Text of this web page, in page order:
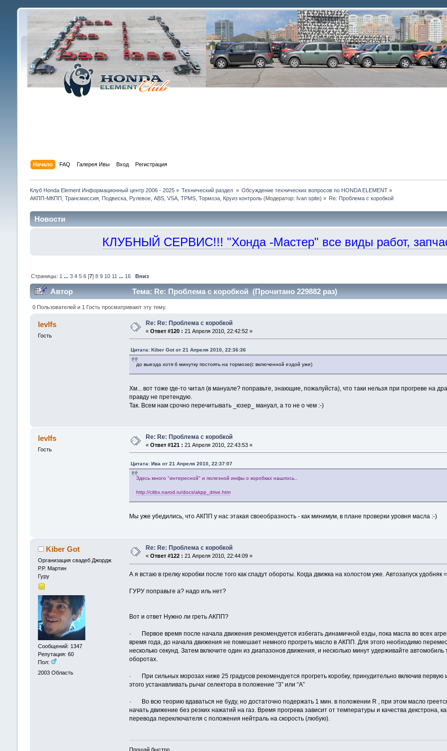
Начало FAQ Галерея Ивы Вход Регистрация
Клуб Honda Element Информационный центр 2006 - 2025» Технический раздел » Обсуждение технических вопросов по HONDA ELEMENT »
АКПП-МКПП, Трансмиссия, Подвеска, Рулевое, ABS, VSA, TPMS, Тормоза, Круиз контроль(Модератор: Ivan spite) » Re: Проблема с коробкой
Новости
КЛУБНЫЙ СЕРВИС!!! "Хонда -Мастер" все виды работ,
Страницы: 1 ... 3 4 5 6[7] 8 9 10 11 ... 16 Вниз
Автор Тема: Re: Проблема с коробкой (Прочитано 229882 раз)
0 Пользователей и 1 Гость просматривают эту тему.
levlfs
Гость
Re: Re: Проблема с коробкой
« Ответ #120 : 21 Апреля 2010, 22:42:52 »
Цитата: Kiber Got от 21 Апреля 2010, 22:36:36
до выезда хотя б минутку постоять на тормозе(с включенной ездой уже)
Хм... вот тоже где-то читал (в мануале? поправьте, знающие, пожалуйста), что таки нельзя при прогреве на
правду не претендую.
Так. Всем нам срочно перечитывать _юзер_ мануал, а то не о чем :-)
levlfs
Гость
Re: Re: Проблема с коробкой
« Ответ #121 : 21 Апреля 2010, 22:43:53 »
Цитата: Ива от 21 Апреля 2010, 22:37:07
Здесь много "интересной" и полезной инфы о коробках нашлось..
http://citbx.narod.ru/docs/akpp_drive.htm
Мы уже убедились, что АКПП у нас этакая своеобразность - как минимум, в плане проверки уровня масла :-)
Kiber Got
Организация свадеб Джордж
Р.Р. Мартин
Гуру
Сообщений: 1347
Репутация: 60
Пол:
2003 Область
Re: Re: Проблема с коробкой
« Ответ #122 : 21 Апреля 2010, 22:44:09 »
А я встаю в грелку коробки после того как спадут обороты. Когда движка на холостом уже. Автозапуск удобняк
ГУРУ поправьте а? надо иль нет?
Вот и ответ Нужно ли греть АКПП?
· Первое время после начала движения рекомендуется избегать динамичной езды, пока масла во всех
время года, до начала движения не помешает немного прогреть масло в АКПП. Для этого необходимо
несколько секунд. Затем включите один из диапазонов движения, и несколько минут удерживайте
оборотах.
· При сильных морозах ниже 25 градусов рекомендуется прогреть коробку, принудительно включив первую
этого устанавливать рычаг селектора в положение “3” или “А”
· Во всю теорию вдаваться не буду, но достаточно подержать 1 мин. в положении R , при этом масло
начать движение без резких нажатий на газ. Время прогрева зависит от температуры и качества декстрона,
перевода переключателя с положения нейтраль на скорость (любую).
Прощай быстро,